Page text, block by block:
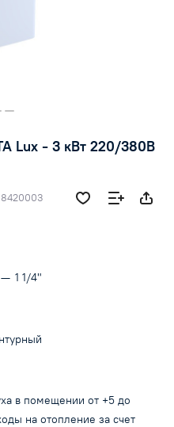
Lux - 3 кВт 220/380В
— 1 1/4"
в помещении от +5 до
на отопление за счет